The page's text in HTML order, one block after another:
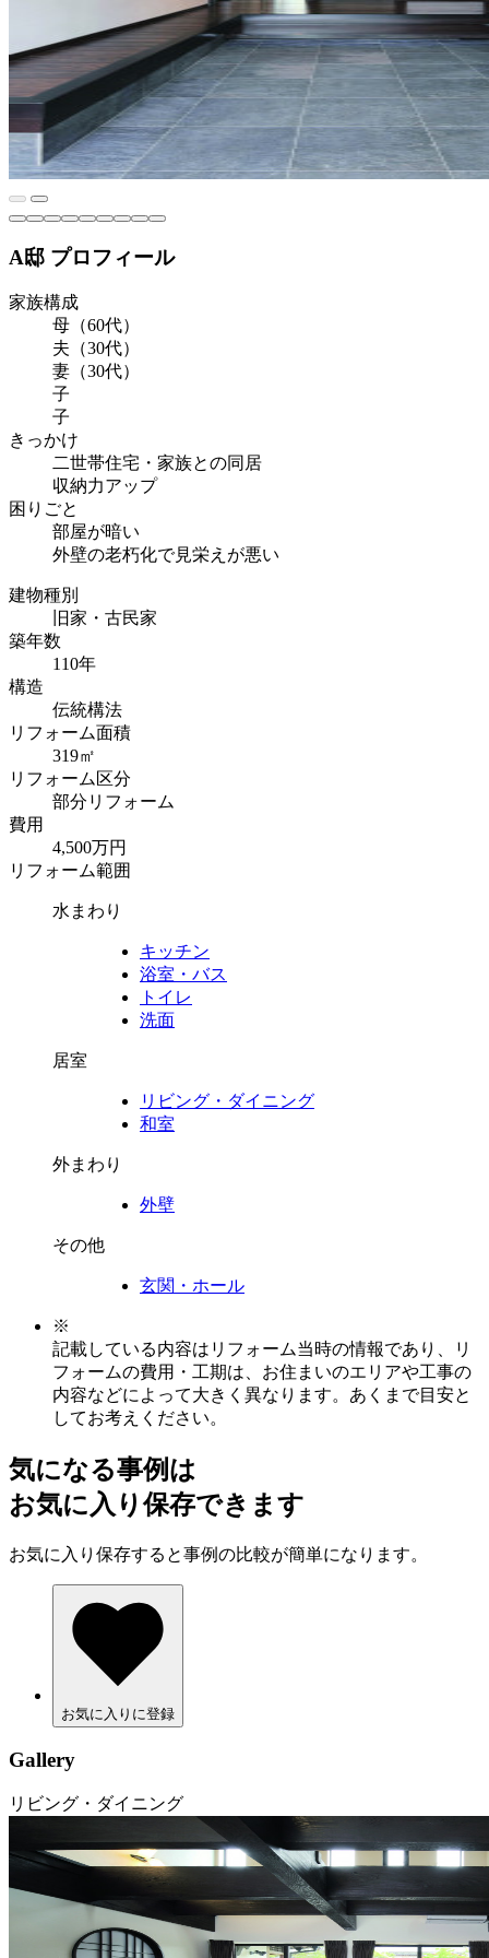
A邸 プロフィール
家族構成
母（60代）
夫（30代）
妻（30代）
子
子
きっかけ
二世帯住宅・家族との同居
収納力アップ
困りごと
部屋が暗い
外壁の老朽化で見栄えが悪い
建物種別
旧家・古民家
築年数
110年
構造
伝統構法
リフォーム面積
319㎡
リフォーム区分
部分リフォーム
費用
4,500万円
リフォーム範囲
水まわり
キッチン
浴室・バス
トイレ
洗面
居室
リビング・ダイニング
和室
外まわり
外壁
その他
玄関・ホール
※
記載している内容はリフォーム当時の情報であり、リ
フォームの費用・工期は、お住まいのエリアや工事の
内容などによって大きく異なります。あくまで目安と
してお考えください。
気になる事例は
お気に入り保存できます
お気に入り保存すると事例の比較が簡単になります。
お気に入りに登録
Gallery
リビング・ダイニング